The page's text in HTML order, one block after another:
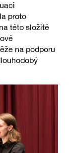
proto
této složité
na podporu